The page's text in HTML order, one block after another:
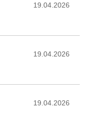
19.04.2026
19.04.2026
19.04.2026